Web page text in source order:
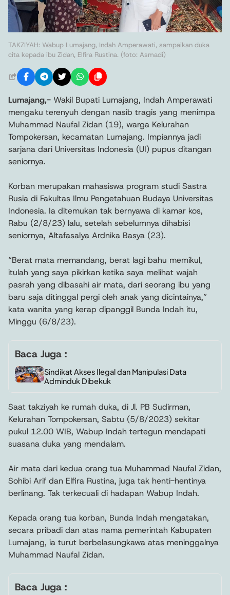
TAKZIYAH: Wabup Lumajang, Indah Amperawati, sampaikan duka
cita kepada ibu Zidan, Elfira Rustina. (foto: Asmadi)
Lumajang,- Wakil Bupati Lumajang, Indah Amperawati
mengaku terenyuh dengan nasib tragis yang menimpa
Muhammad Naufal Zidan (19), warga Kelurahan
Tompokersan, kecamatan Lumajang. Impiannya jadi
sarjana dari Universitas Indonesia (UI) pupus ditangan
seniornya.
Korban merupakan mahasiswa program studi Sastra
Rusia di Fakultas Ilmu Pengetahuan Budaya Universitas
Indonesia. Ia ditemukan tak bernyawa di kamar kos,
Rabu (2/8/23) lalu, setelah sebelumnya dihabisi
seniornya, Altafasalya Ardnika Basya (23).
“Berat mata memandang, berat lagi bahu memikul,
itulah yang saya pikirkan ketika saya melihat wajah
pasrah yang dibasahi air mata, dari seorang ibu yang
baru saja ditinggal pergi oleh anak yang dicintainya,”
kata wanita yang kerap dipanggil Bunda Indah itu,
Minggu (6/8/23).
Baca Juga :
Sindikat Akses Ilegal dan Manipulasi Data
Adminduk Dibekuk
Saat takziyah ke rumah duka, di Jl. PB Sudirman,
Kelurahan Tompokersan, Sabtu (5/8/2023) sekitar
pukul 12.00 WIB, Wabup Indah tertegun mendapati
suasana duka yang mendalam.
Air mata dari kedua orang tua Muhammad Naufal Zidan,
Sohibi Arif dan Elfira Rustina, juga tak henti-hentinya
berlinang. Tak terkecuali di hadapan Wabup Indah.
Kepada orang tua korban, Bunda Indah mengatakan,
secara pribadi dan atas nama pemerintah Kabupaten
Lumajang, ia turut berbelasungkawa atas meninggalnya
Muhammad Naufal Zidan.
Baca Juga :